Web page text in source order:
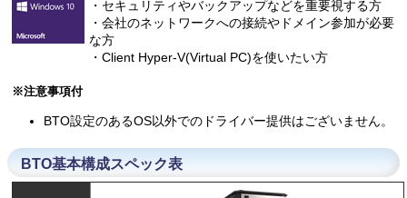
・セキュリティやバックアップなどを重要視する方
・会社のネットワークへの接続やドメイン参加が必要
な方
・Client Hyper-V(Virtual PC)を使いたい方
※注意事項付
BTO設定のあるOS以外でのドライバー提供はございません。
BTO基本構成スペック表